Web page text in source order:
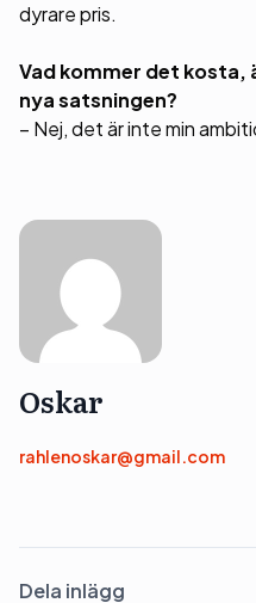
dyrare pris.
Vad kommer det kosta,
nya satsningen?
– Nej, det är inte min
Oskar
rahlenoskar@gmail.com
Dela inlägg